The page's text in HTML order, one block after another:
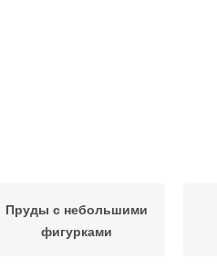
Пруды с небольшими
фигурками